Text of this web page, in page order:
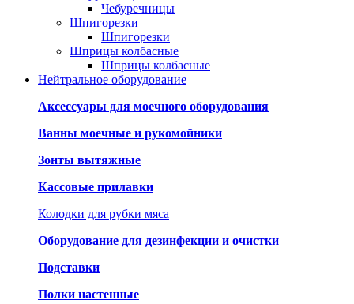
Чебуречницы
Шпигорезки
Шпигорезки
Шприцы колбасные
Шприцы колбасные
Нейтральное оборудование
Аксессуары для моечного оборудования
Ванны моечные и рукомойники
Зонты вытяжные
Кассовые прилавки
Колодки для рубки мяса
Оборудование для дезинфекции и очистки
Подставки
Полки настенные